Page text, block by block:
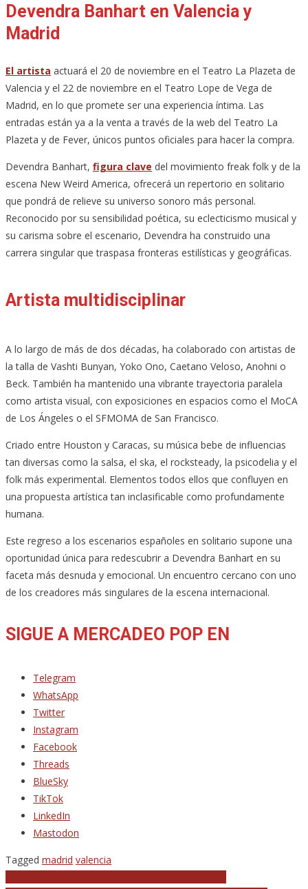
Devendra Banhart en Valencia y
Madrid
El artista actuará el 20 de noviembre en el Teatro La Plazeta de
Valencia y el 22 de noviembre en el Teatro Lope de Vega de
Madrid, en lo que promete ser una experiencia íntima. Las
entradas están ya a la venta a través de la web del Teatro La
Plazeta y de Fever, únicos puntos oficiales para hacer la compra.
Devendra Banhart, figura clave del movimiento freak folk y de la
escena New Weird America, ofrecerá un repertorio en solitario
que pondrá de relieve su universo sonoro más personal.
Reconocido por su sensibilidad poética, su eclecticismo musical y
su carisma sobre el escenario, Devendra ha construido una
carrera singular que traspasa fronteras estilísticas y geográficas.
Artista multidisciplinar
A lo largo de más de dos décadas, ha colaborado con artistas de
la talla de Vashti Bunyan, Yoko Ono, Caetano Veloso, Anohni o
Beck. También ha mantenido una vibrante trayectoria paralela
como artista visual, con exposiciones en espacios como el MoCA
de Los Ángeles o el SFMOMA de San Francisco.
Criado entre Houston y Caracas, su música bebe de influencias
tan diversas como la salsa, el ska, el rocksteady, la psicodelia y el
folk más experimental. Elementos todos ellos que confluyen en
una propuesta artística tan inclasificable como profundamente
humana.
Este regreso a los escenarios españoles en solitario supone una
oportunidad única para redescubrir a Devendra Banhart en su
faceta más desnuda y emocional. Un encuentro cercano con uno
de los creadores más singulares de la escena internacional.
SIGUE A MERCADEO POP EN
Telegram
WhatsApp
Twitter
Instagram
Facebook
Threads
BlueSky
TikTok
LinkedIn
Mastodon
Tagged madrid valencia